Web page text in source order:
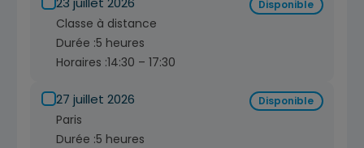
Disponible
Classe à distance
Durée :5 heures
Horaires :14:30 – 17:30
27 juillet 2026 Disponible
Paris
Durée :5 heures